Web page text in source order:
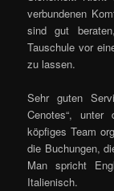
verbundenen
sind gut
Tauschule vor
zu lassen.
Sehr guten
Cenotes“,
köpfiges Team
die Buchungen,
Man spricht
Italienisch.